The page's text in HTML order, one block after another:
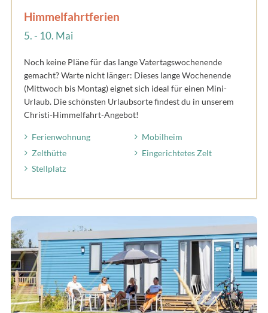
Himmelfahrtferien
5. - 10. Mai
Noch keine Pläne für das lange Vatertagswochenende
gemacht? Warte nicht länger: Dieses lange Wochenende
(Mittwoch bis Montag) eignet sich ideal für einen Mini-
Urlaub. Die schönsten Urlaubsorte findest du in unserem
Christi-Himmelfahrt-Angebot!
Ferienwohnung
Mobilheim
Zelthütte
Eingerichtetes Zelt
Stellplatz